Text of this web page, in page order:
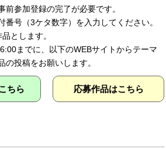
前参加登録の完了が必要です。
番号（3ケタ数字）を入力してください。
とします。
までに、以下のWEBサイトからテーマ
の投稿をお願いします。
ちら 応募作品はこちら